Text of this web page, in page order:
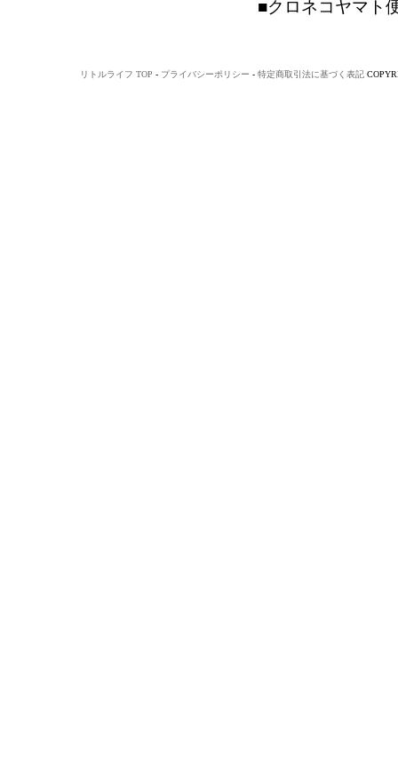
■クロネコヤマト
リトルライフ TOP - プライバシーポリシー - 特定商取引法に基づく表記